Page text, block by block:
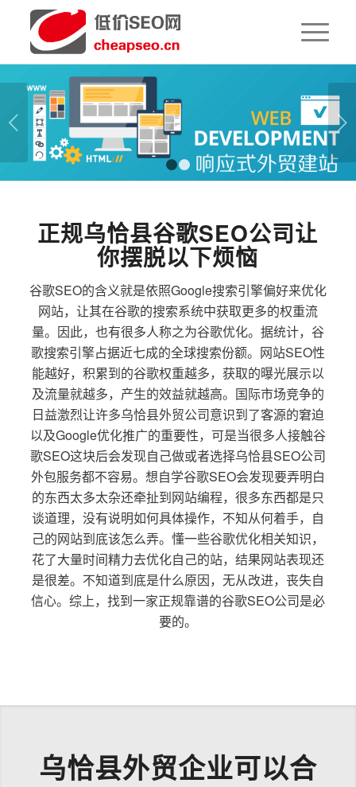
下一页
1 2
正规乌恰县谷歌SEO公司让
你摆脱以下烦恼
谷歌SEO的含义就是依照Google搜索引擎偏好来优化
网站，让其在谷歌的搜索系统中获取更多的权重流
量。因此，也有很多人称之为谷歌优化。据统计，谷
歌搜索引擎占据近七成的全球搜索份额。网站SEO性
能越好，积累到的谷歌权重越多，获取的曝光展示以
及流量就越多，产生的效益就越高。国际市场竞争的
日益激烈让许多乌恰县外贸公司意识到了客源的窘迫
以及Google优化推广的重要性，可是当很多人接触谷
歌SEO这块后会发现自己做或者选择乌恰县SEO公司
外包服务都不容易。想自学谷歌SEO会发现要弄明白
的东西太多太杂还牵扯到网站编程，很多东西都是只
谈道理，没有说明如何具体操作，不知从何着手，自
己的网站到底该怎么弄。懂一些谷歌优化相关知识，
花了大量时间精力去优化自己的站，结果网站表现还
是很差。不知道到底是什么原因，无从改进，丧失自
信心。综上，找到一家正规靠谱的谷歌SEO公司是必
要的。
乌恰县外贸企业可以合